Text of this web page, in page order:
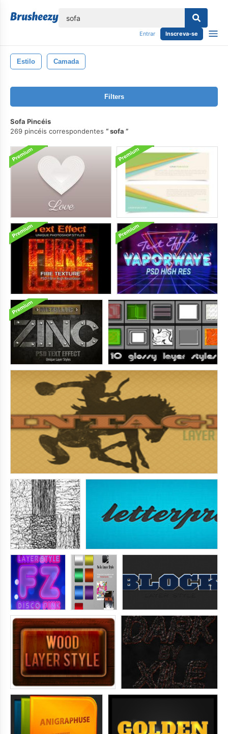
Entrar Inscreva-se
Estilo Camada
Filters
Sofa Pincéis
269 pincéis correspondentes
sofa